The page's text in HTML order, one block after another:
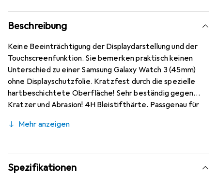
Beschreibung
Keine Beeinträchtigung der Displaydarstellung und der
Touchscreenfunktion. Sie bemerken praktisch keinen
Unterschied zu einer Samsung Galaxy Watch 3 (45mm)
ohne Displayschutzfolie. Kratzfest durch die spezielle
hartbeschichtete Oberfläche! Sehr beständig gegen
Kratzer und Abrasion! 4H Bleistifthärte. Passgenau für
hervorragende Qualität gewährleistet durch den Einsatz
(Laserschnitttechnik) - optimale Randhaftung, sehr gute
Formstabilität. Kinderleichte Montage! Keine
Blasenbildung bei staubfreiem Display möglich! Beim
Mehr anzeigen
Spezifikationen